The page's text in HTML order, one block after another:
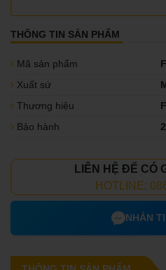
THÔNG TIN SẢN PHẨM
Mã sản phẩm
Xuất sứ
Thương hiệu
Bảo hành
LIÊN HỆ ĐỂ CÓ
HOTLINE:
NHẮN